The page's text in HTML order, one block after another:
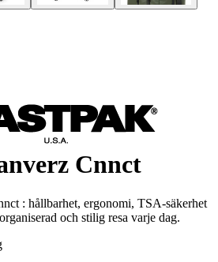
Cnnct
: hållbarhet, ergonomi, TSA-säkerhet
och stilig resa varje dag.